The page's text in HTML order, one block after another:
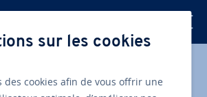
d’at­tri­bu­tion
sur les cookies
des cookies afin de vous offrir une